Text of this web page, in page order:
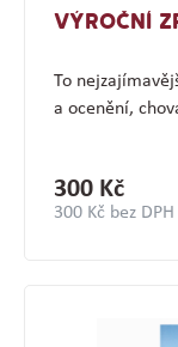
VÝROČNÍ
To
a ocenění,
300 Kč
300 Kč bez DPH